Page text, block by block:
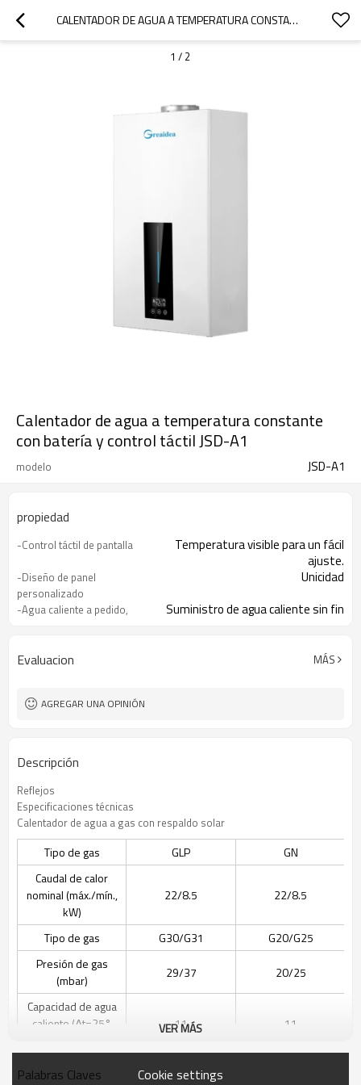
CALENTADOR DE AGUA A TEMPERATURA CONSTANTE CON BATERÍA Y CONTROL TÁCTIL JSD-A1
1 / 2
Calentador de agua a temperatura constante
con batería y control táctil JSD-A1
modelo JSD-A1
propiedad
-Control táctil de pantalla
Temperatura visible para un fácil
ajuste.
-Diseño de panel
personalizado
Unicidad
-Agua caliente a pedido,
Suministro de agua caliente sin fin
Evaluacion MÁS
AGREGAR UNA OPINIÓN
Descripción
Reflejos
Especificaciones técnicas
Calentador de agua a gas con respaldo solar
Tipo de gas GLP
GN
Caudal de calor
nominal (máx./mín.,
kW)
22/8.5 22/8.5
Tipo de gas G30/G31
G20/G25
Presión de gas
(mbar)
29/37 20/25
Capacidad de agua
caliente (Δt=25°
11 11
VER MÁS
Palabras Claves Cookie settings